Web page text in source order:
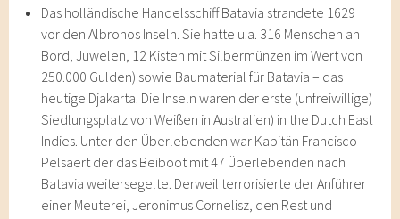
Das holländische Handelsschiff Batavia strandete 1629
vor den Albrohos Inseln. Sie hatte u.a. 316 Menschen an
Bord, Juwelen, 12 Kisten mit Silbermünzen im Wert von
250.000 Gulden) sowie Baumaterial für Batavia – das
heutige Djakarta. Die Inseln waren der erste (unfreiwillige)
Siedlungsplatz von Weißen in Australien) in the Dutch East
Indies. Unter den Überlebenden war Kapitän Francisco
Pelsaert der das Beiboot mit 47 Überlebenden nach
Batavia weitersegelte. Derweil terrorisierte der Anführer
einer Meuterei, Jeronimus Cornelisz, den Rest und